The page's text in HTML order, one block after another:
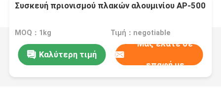
Συσκευή πριονισμού πλακών αλουμινίου AP-500
MOQ：1kg Τιμή：negotiable
Καλύτερη τιμή
Μας ελάτε σε
επαφή με